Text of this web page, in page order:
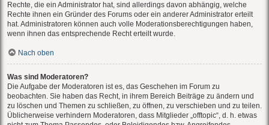
Rechte, die ein Administrator hat, sind allerdings davon abhängig, welche
Rechte ihnen ein Gründer des Forums oder ein anderer Administrator erteilt
hat. Administratoren können auch volle Moderationsberechtigungen haben,
wenn ihnen das entsprechende Recht erteilt wurde.
Nach oben
Was sind Moderatoren?
Die Aufgabe der Moderatoren ist es, das Geschehen im Forum zu
beobachten. Sie haben das Recht, in ihrem Bereich Beiträge zu ändern und
zu löschen und Themen zu schließen, zu öffnen, zu verschieben und zu teilen.
Üblicherweise verhindern Moderatoren, dass Mitglieder „offtopic“, d. h. etwas